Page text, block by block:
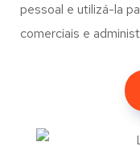
pessoal e utilizá-la
comerciais e